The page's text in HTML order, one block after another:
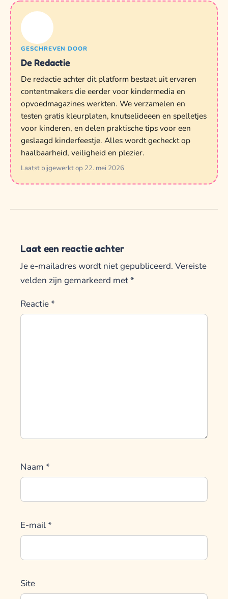
GESCHREVEN DOOR
De Redactie
De redactie achter dit platform bestaat uit ervaren
contentmakers die eerder voor kindermedia en
opvoedmagazines werkten. We verzamelen en
testen gratis kleurplaten, knutselideeen en spelletjes
voor kinderen, en delen praktische tips voor een
geslaagd kinderfeestje. Alles wordt gecheckt op
haalbaarheid, veiligheid en plezier.
Laatst bijgewerkt op 22. mei 2026
Laat een reactie achter
Je e-mailadres wordt niet gepubliceerd. Vereiste
velden zijn gemarkeerd met*
Reactie*
Naam *
E-mail*
Site